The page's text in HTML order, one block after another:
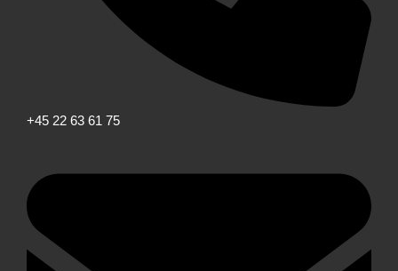
+45 22 63 61 75